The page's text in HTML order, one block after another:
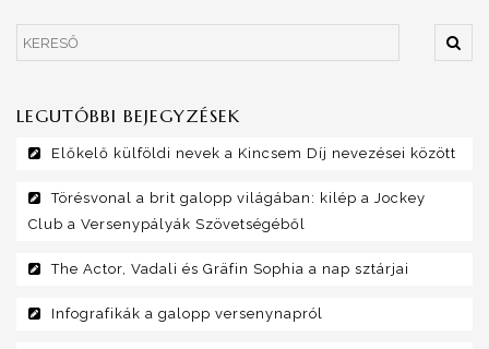
LEGUTÓBBI BEJEGYZÉSEK
Előkelő külföldi nevek a Kincsem Díj nevezései között
Törésvonal a brit galopp világában: kilép a Jockey
Club a Versenypályák Szövetségéből
The Actor, Vadali és Gräfin Sophia a nap sztárjai
Infografikák a galopp versenynapról